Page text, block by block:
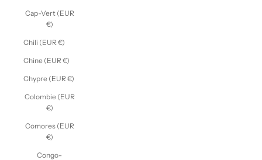
Cap-Vert (EUR
€)
Chili (EUR €)
Chine (EUR €)
Chypre (EUR €)
Colombie (EUR
€)
Comores (EUR
€)
Congo-